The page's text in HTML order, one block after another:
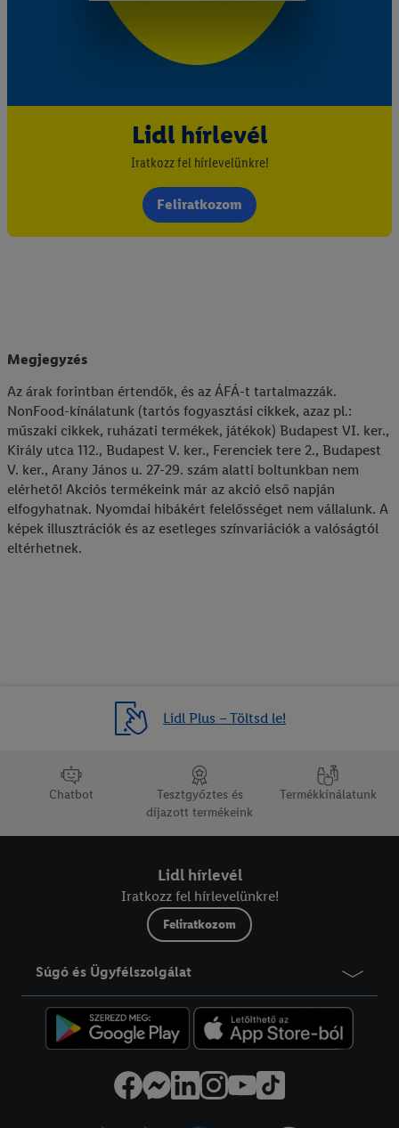
Lidl hírlevél
Iratkozz fel hírlevelünkre!
Feliratkozom
Megjegyzés
Az árak forintban értendők, és az ÁFÁ-t tartalmazzák.
NonFood-kínálatunk (tartós fogyasztási cikkek, azaz pl.:
műszaki cikkek, ruházati termékek, játékok) Budapest VI. ker.,
Király utca 112., Budapest V. ker., Ferenciek tere 2., Budapest
V. ker., Arany János u. 27-29. szám alatti boltunkban nem
elérhető! Akciós termékeink már az akció első napján
elfogyhatnak. Nyomdai hibákért felelősséget nem vállalunk. A
képek illusztrációk és az esetleges színvariációk a valóságtól
eltérhetnek.
Lidl Plus – Töltsd le!
lábléc navigáció
Chatbot
Tesztgyőztes és
díjazott termékeink
Termékkínálatunk
Lidl hírlevél
Iratkozz fel hírlevelünkre!
Feliratkozom
Súgó és Ügyfélszolgálat